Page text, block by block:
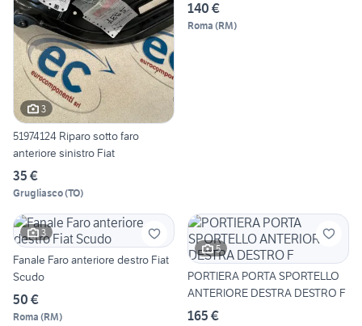
3
51974124 Riparo sotto faro
anteriore sinistro Fiat
35 €
Grugliasco(TO)
140 €
Roma (RM)
3
Fanale Faro anteriore destro Fiat
Scudo
50 €
Roma (RM)
5
PORTIERA PORTA SPORTELLO
ANTERIORE DESTRA DESTRO F
165 €